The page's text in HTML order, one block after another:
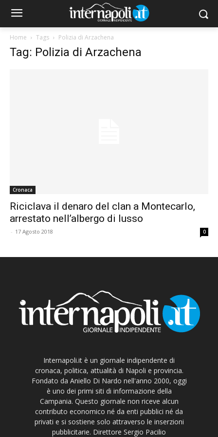
Home Tags Polizia di Arzachena
Tag: Polizia di Arzachena
Cronaca
Riciclava il denaro del clan a Montecarlo,
arrestato nell’albergo di lusso
- 17 Agosto 2018 0
Internapoli.it è un giornale indipendente di
cronaca, politica, attualità di Napoli e provincia.
Fondato da Aniello Di Nardo nell'anno 2000, oggi
è uno dei primi siti di informazione della
Campania. Questo giornale non riceve alcun
contributo economico né da enti pubblici né da
privati e si sostiene solo attraverso le inserzioni
pubblicitarie. Direttore Sergio Pacilio